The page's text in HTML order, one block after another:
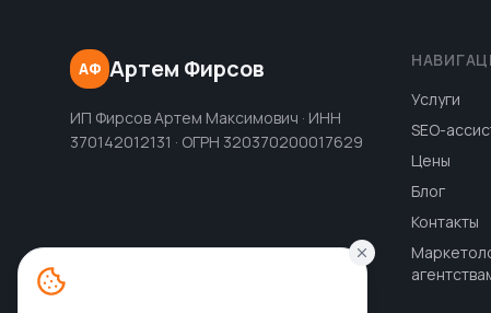
АФ Артем Фирсов
ИП Фирсов Артем Максимович · ИНН
370142012131 · ОГРН 320370200017629
Услуги
SEO-
Цены
Блог
Контакты